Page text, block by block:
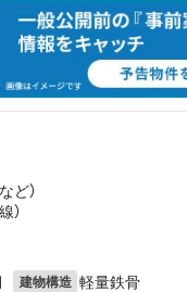
など）
）
建物構造 軽量鉄骨